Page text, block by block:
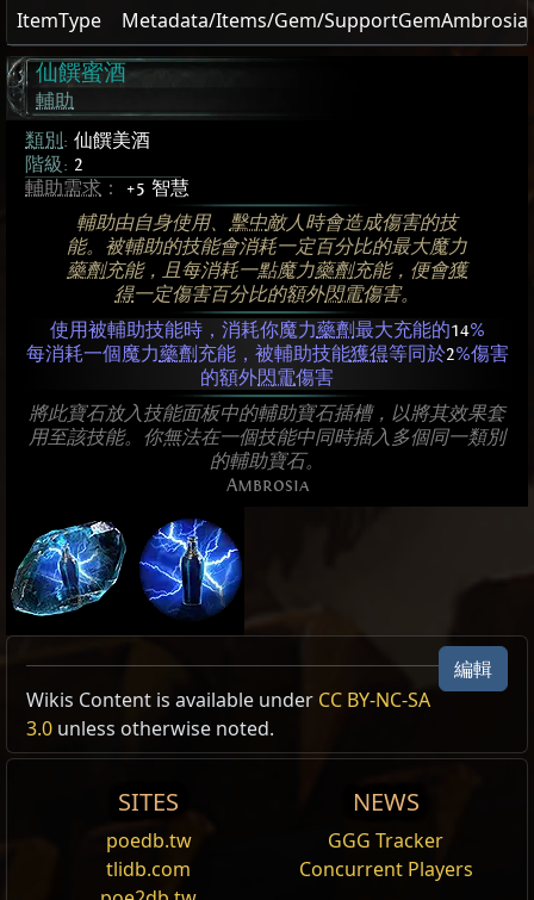
ItemType
Metadata/Items/Gem/SupportGemAmbrosia
仙饌蜜酒
輔助
類別 : 仙饌美酒
階級: 2
輔助需求 ： +5 智慧
輔助由自身使用、 擊中敵人時會造成傷害的技
能。被輔助的技能會消耗一定百分比的最大魔力
藥劑充能，且每消耗一點魔力藥劑充能，便會獲
得一定傷害百分比的額外閃電傷害。
使用被輔助技能時，消耗你魔力藥劑最大充能的14%
每消耗一個魔力藥劑 充能，被輔助技能獲得等同於2%傷害
的額外閃電傷害
將此寶石放入技能面板中的輔助寶石插槽，以將其效果套
用至該技能。你無法在一個技能中同時插入多個同一類別
的輔助寶石。
Ambrosia
Allow Type: 傷害, 攻擊, CrossbowSkill,
CrossbowAmmoSkill
Excluded Type: UsedByProxy, 被觸發, Persistent
躍擊
朝著目標區域躍起，並在落地時以你的武器重擊並
編輯
Wikis Content is available under CC BY-NC-SA
3.0 unless otherwise noted.
SITES
poedb.tw
tlidb.com
NEWS
GGG Tracker
Concurrent Players